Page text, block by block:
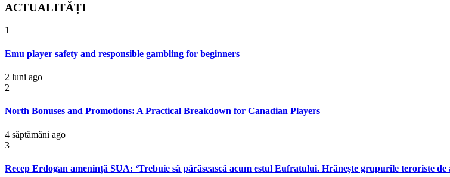
ACTUALITĂȚI
1
Emu player safety and responsible gambling for beginners
2 luni ago
2
North Bonuses and Promotions: A Practical Breakdown for Canadian Players
4 săptămâni ago
3
Recep Erdogan amenință SUA: ‘Trebuie să părăsească acum estul Eufratului. Hrănește grupurile teroriste de